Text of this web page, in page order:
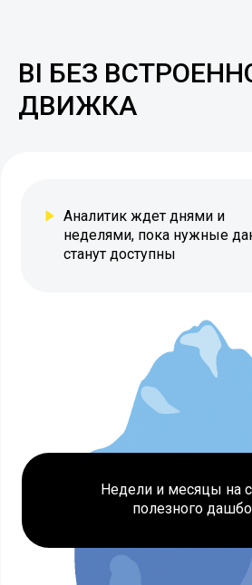
BI БЕЗ
ДВИЖКА
Аналитик ждет днями и
неделями, пока нужные
станут доступны
Недели и месяцы на
полезного